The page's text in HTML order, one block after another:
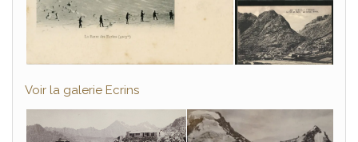
Voir la galerie Ecrins
RECEVOIR LE LIVRE